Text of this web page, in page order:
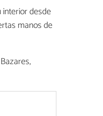
desde
manos de